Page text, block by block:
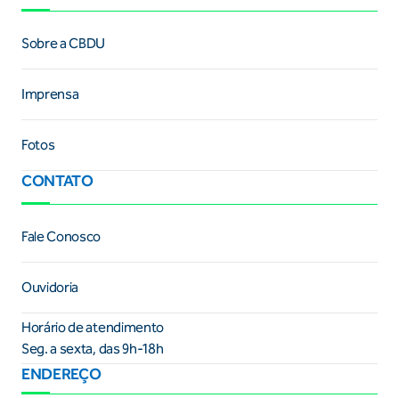
Sobre a CBDU
Imprensa
Fotos
CONTATO
Fale Conosco
Ouvidoria
Horário de atendimento
Seg. a sexta, das 9h-18h
ENDEREÇO